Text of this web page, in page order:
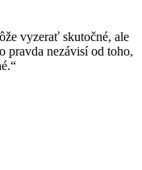
vyzerať skutočné, ale
pravda nezávisí od toho,